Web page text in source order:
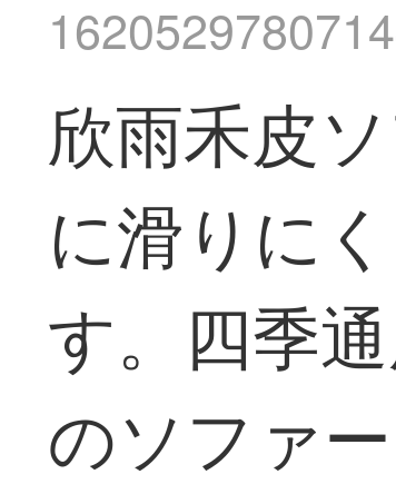
欣雨禾皮
に滑りに
す。四季
のソファ